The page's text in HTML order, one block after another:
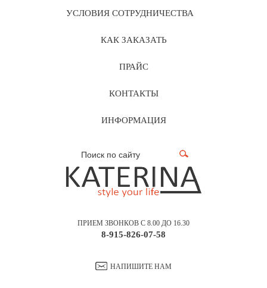
УСЛОВИЯ СОТРУДНИЧЕСТВА
КАК ЗАКАЗАТЬ
ПРАЙС
КОНТАКТЫ
ИНФОРМАЦИЯ
ПРИЕМ ЗВОНКОВ С 8.00 ДО 16.30
8-915-826-07-58
НАПИШИТЕ НАМ